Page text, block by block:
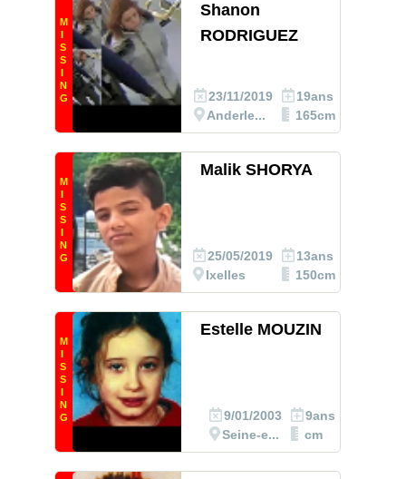
M
I
S
S
I
N
G
Shanon
RODRIGUEZ
23/11/2019
Anderle...
19ans
165cm
M
I
S
S
I
N
G
Malik SHORYA
25/05/2019
Ixelles
13ans
150cm
M
I
S
S
I
N
G
Estelle MOUZIN
9/01/2003
Seine-e...
9ans
cm